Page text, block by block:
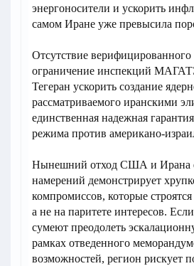
энергоносители и ускорить
самом Иране уже превысила
Отсутствие верифицированного
ограничение инспекций
Тегеран ускорить создание
рассматриваемого иранскими
единственная надежная
режима против американо-
Нынешний отход США и Ирана
намерений демонстрирует
компромиссов, которые
а не на паритете интересов.
сумеют преодолеть
рамках отведенного
возможностей, регион рискует